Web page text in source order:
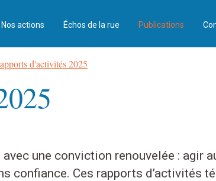
Nos actions Échos de la rue Publications
d'activités 2025
une conviction renouvelée : agir
confiance. Ces rapports d’activités